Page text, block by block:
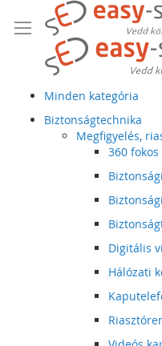
Minden kategória
Biztonságtechnika
Megfigyelés,
360
Digitális
Hálózati